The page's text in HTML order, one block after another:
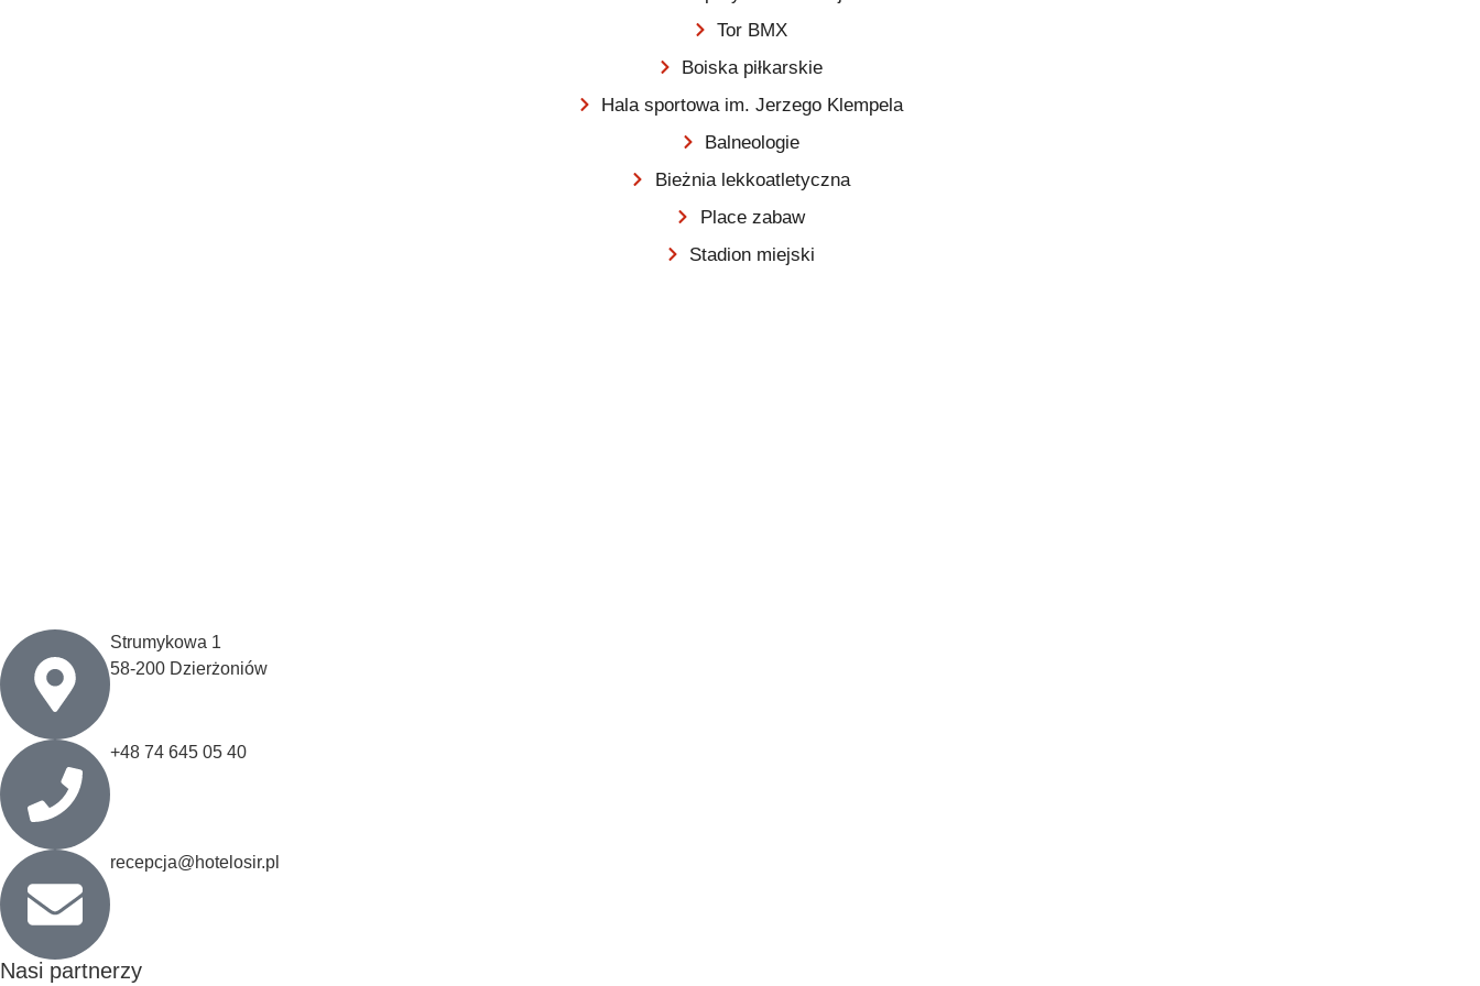
Tor BMX
Boiska piłkarskie
Hala sportowa im. Jerzego Klempela
Balneologie
Bieżnia lekkoatletyczna
Place zabaw
Stadion miejski
Strumykowa 1
58-200 Dzierżoniów
+48 74 645 05 40
recepcja@hotelosir.pl
Nasi partnerzy